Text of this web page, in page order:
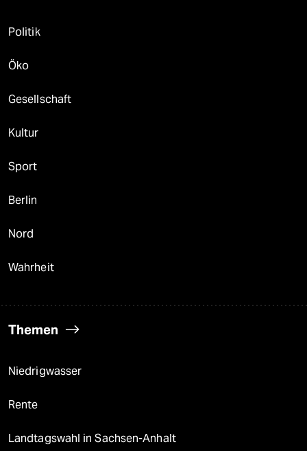
Politik
Öko
Gesellschaft
Kultur
Sport
Berlin
Nord
Wahrheit
Themen
Niedrigwasser
Rente
Landtagswahl in Sachsen-Anhalt